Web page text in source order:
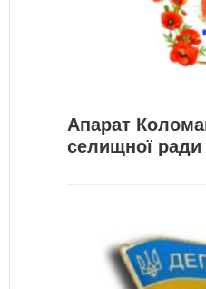
Апарат
селищної ради